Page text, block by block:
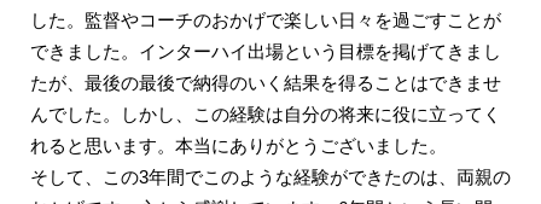
した。監督やコーチのおかげで楽しい日々を過ごすことが
できました。インターハイ出場という目標を掲げてきまし
たが、最後の最後で納得のいく結果を得ることはできませ
んでした。しかし、この経験は自分の将来に役に立ってく
れると思います。本当にありがとうございました。
そして、この3年間でこのような経験ができたのは、両親の